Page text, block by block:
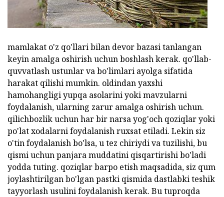
mamlakat o'z qo'llari bilan devor bazasi tanlangan
keyin amalga oshirish uchun boshlash kerak. qo'llab-
quvvatlash ustunlar va bo'limlari ayolga sifatida
harakat qilishi mumkin. oldindan yaxshi
hamohangligi yupqa asolarini yoki mavzularni
foydalanish, ularning zarur amalga oshirish uchun.
qilichbozlik uchun har bir narsa yog'och qoziqlar yoki
po'lat xodalarni foydalanish ruxsat etiladi. Lekin siz
o'tin foydalanish bo'lsa, u tez chiriydi va tuzilishi, bu
qismi uchun panjara muddatini qisqartirishi bo'ladi
yodda tuting. qoziqlar barpo etish maqsadida, siz qum
joylashtirilgan bo'lgan pastki qismida dastlabki teshik
tayyorlash usulini foydalanish kerak. Bu tuproqda